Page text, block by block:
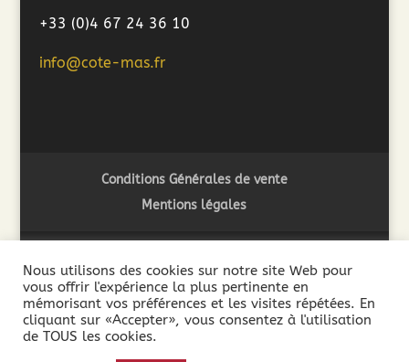
+33 (0)4 67 24 36 10
info@cote-mas.fr
Conditions Générales de vente
Mentions légales
2018 ©Côté Mas - L'abus d'alcool est dangereux pour la
santé. A consommer avec modération - La vente de boissons
alcooliques est interdite aux mineurs de moins de 18 ans. La
Nous utilisons des cookies sur notre site Web pour
vous offrir l'expérience la plus pertinente en
mémorisant vos préférences et les visites répétées. En
cliquant sur «Accepter», vous consentez à l'utilisation
de TOUS les cookies.